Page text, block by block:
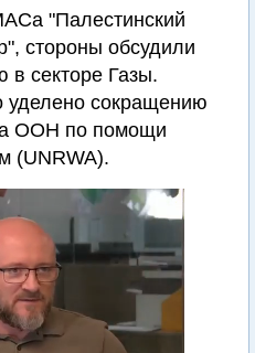
"Палестинский
стороны обсудили
в секторе Газы.
сокращению
ООН по помощи
(UNRWA).